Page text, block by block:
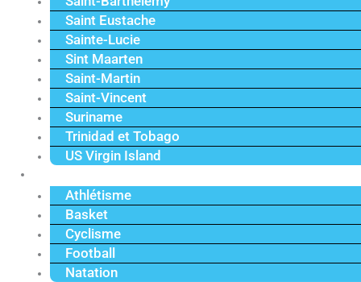
Saint Eustache
Sainte-Lucie
Sint Maarten
Saint-Martin
Saint-Vincent
Suriname
Trinidad et Tobago
US Virgin Island
Athlétisme
Basket
Cyclisme
Football
Natation